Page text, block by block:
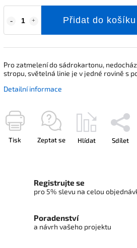
Přidat do košíku
Pro zatmelení do sádrokartonu,
stropu, světelná linie je v jedné rovině s
Detailní informace
Tisk Zeptat se Hlídat Sdílet
Registrujte se
pro 5% slevu na celou
Poradenství
a návrh vašeho projektu